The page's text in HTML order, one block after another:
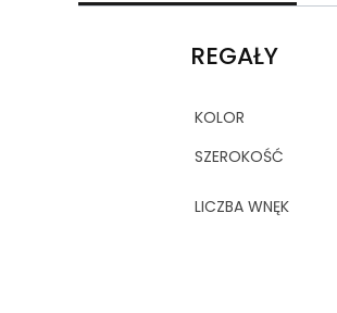
REGAŁY
KOLOR
SZEROKOŚĆ
LICZBA WNĘK